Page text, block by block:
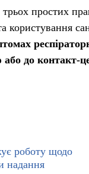
простих
користування
або до контакт-
роботу щодо
надання